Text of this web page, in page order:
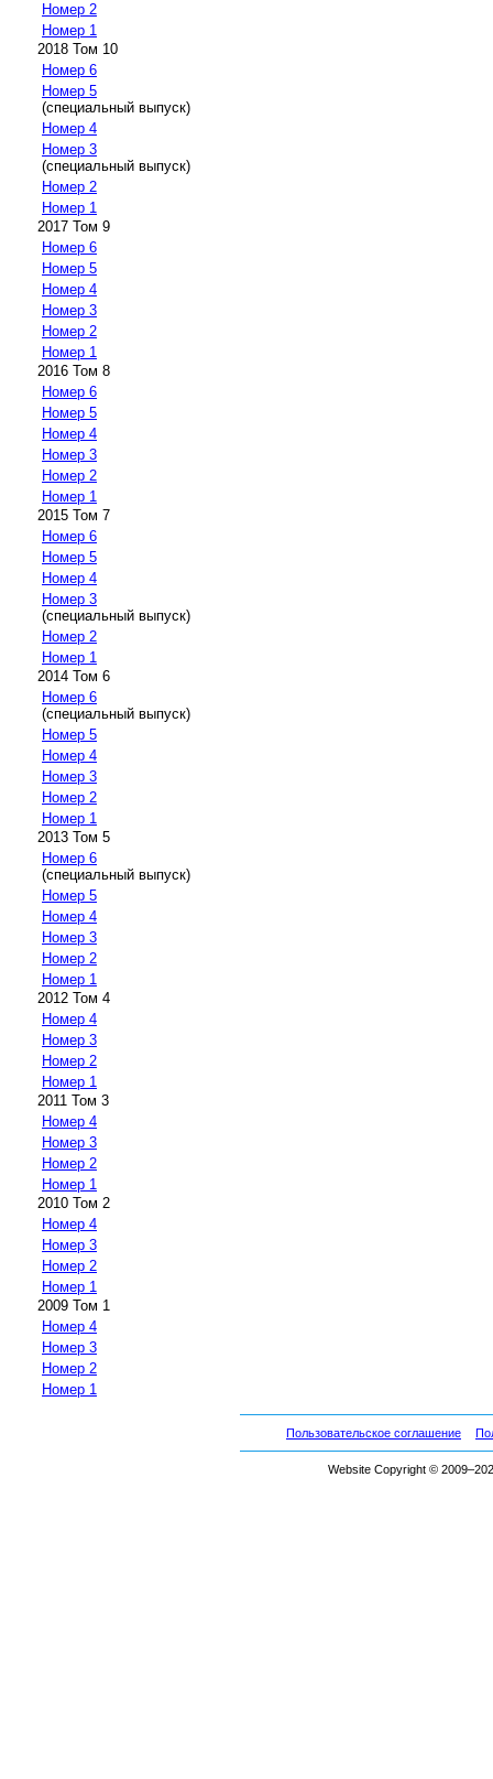
Номер 2
Номер 1
2018 Том 10
Номер 6
Номер 5
(специальный выпуск)
Номер 4
Номер 3
(специальный выпуск)
Номер 2
Номер 1
2017 Том 9
Номер 6
Номер 5
Номер 4
Номер 3
Номер 2
Номер 1
2016 Том 8
Номер 6
Номер 5
Номер 4
Номер 3
Номер 2
Номер 1
2015 Том 7
Номер 6
Номер 5
Номер 4
Номер 3
(специальный выпуск)
Номер 2
Номер 1
2014 Том 6
Номер 6
(специальный выпуск)
Номер 5
Номер 4
Номер 3
Номер 2
Номер 1
2013 Том 5
Номер 6
(специальный выпуск)
Номер 5
Номер 4
Номер 3
Номер 2
Номер 1
2012 Том 4
Номер 4
Номер 3
Номер 2
Номер 1
2011 Том 3
Номер 4
Номер 3
Номер 2
Номер 1
2010 Том 2
Номер 4
Номер 3
Номер 2
Номер 1
2009 Том 1
Номер 4
Номер 3
Номер 2
Номер 1
Пользовательское соглашение
Website Copyright ©